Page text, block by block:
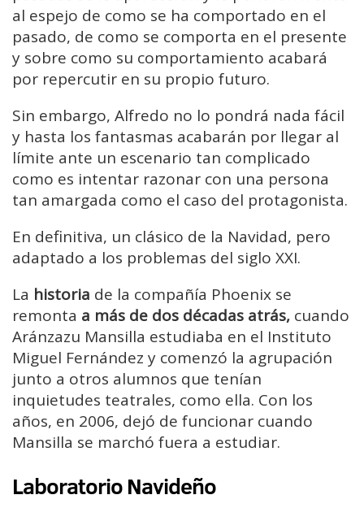
al espejo de como se ha comportado en el
pasado, de como se comporta en el presente
y sobre como su comportamiento acabará
por repercutir en su propio futuro.
Sin embargo, Alfredo no lo pondrá nada fácil
y hasta los fantasmas acabarán por llegar al
límite ante un escenario tan complicado
como es intentar razonar con una persona
tan amargada como el caso del protagonista.
En definitiva, un clásico de la Navidad, pero
adaptado a los problemas del siglo XXI.
La historia de la compañía Phoenix se
remonta a más de dos décadas atrás, cuando
Aránzazu Mansilla estudiaba en el Instituto
Miguel Fernández y comenzó la agrupación
junto a otros alumnos que tenían
inquietudes teatrales, como ella. Con los
años, en 2006, dejó de funcionar cuando
Mansilla se marchó fuera a estudiar.
Laboratorio Navideño